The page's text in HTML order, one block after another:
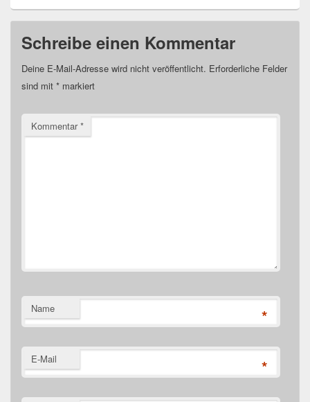
Schreibe einen Kommentar
Deine E-Mail-Adresse wird nicht veröffentlicht. Erforderliche Felder
sind mit * markiert
Kommentar*
Name *
E-Mail *